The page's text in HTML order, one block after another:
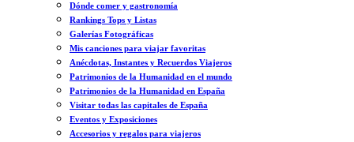
Dónde comer y gastronomía
Rankings Tops y Listas
Galerías Fotográficas
Mis canciones para viajar favoritas
Anécdotas, Instantes y Recuerdos Viajeros
Patrimonios de la Humanidad en el mundo
Patrimonios de la Humanidad en España
Visitar todas las capitales de España
Eventos y Exposiciones
Accesorios y regalos para viajeros